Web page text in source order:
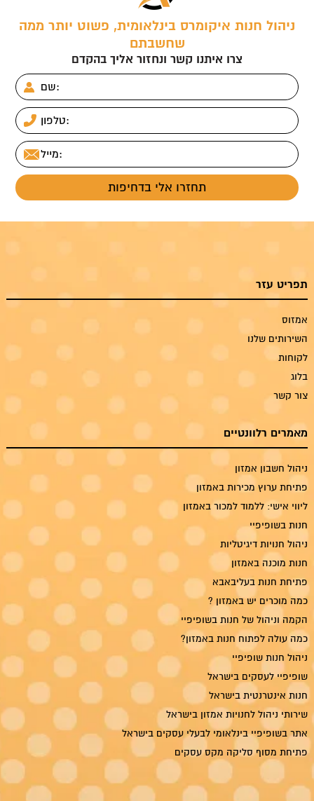
ניהול חנות איקומרס בינלאומית, פשוט יותר ממה
שחשבתם
צרו איתנו קשר ונחזור אליך בהקדם
תפריט עזר
אמזוס
השירותים שלנו
לקוחות
בלוג
צור קשר
מאמרים רלוונטיים
ניהול חשבון אמזון
פתיחת ערוץ מכירות באמזון
ליווי אישי: ללמוד למכור באמזון
חנות בשופיפיי
ניהול חנויות דיגיטליות
חנות מוכנה באמזון
פתיחת חנות בעליבאבא
כמה מוכרים יש באמזון ?
הקמה וניהול של חנות בשופיפיי
כמה עולה לפתוח חנות באמזון?
ניהול חנות שופיפיי
שופיפיי לעסקים בישראל
חנות אינטרנטית בישראל
שירותי ניהול לחנויות אמזון בישראל
אתר בשופיפיי בינלאומי לבעלי עסקים בישראל
פתיחת מסוף סליקה מקס עסקים